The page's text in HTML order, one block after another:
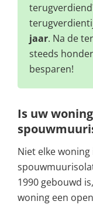
jaar. Na de
steeds
besparen!
Is uw
Niet elke
1990 gebouwd
woning een